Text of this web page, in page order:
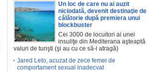
Un loc de care nu ai auzit
niciodată, devenit destinaţie de
călătorie după premiera unui
blockbuster
Cei 3000 de locuitori ai unei
insuliţe din Mediterana aşteaptă
valuri de turişti (şi au cu ce să-i atragă)
Jared Leto, acuzat de zece femei de
comportament sexual inadecvat